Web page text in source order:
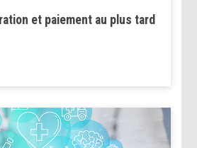
et paiement au plus tard